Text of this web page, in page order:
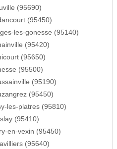
(95690)
(95450)
les-gonesse (95140)
(95420)
(95650)
(95500)
(95190)
(95450)
les-platres (95810)
(95410)
en-vexin (95450)
(95640)